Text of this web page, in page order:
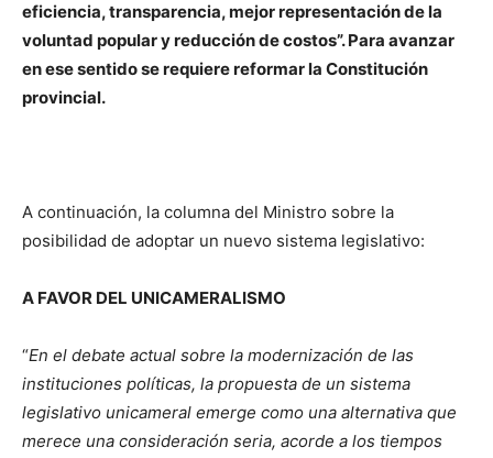
eficiencia, transparencia, mejor representación de la
voluntad popular y reducción de costos”. Para avanzar
en ese sentido se requiere reformar la Constitución
provincial.
A continuación, la columna del Ministro sobre la
posibilidad de adoptar un nuevo sistema legislativo:
A FAVOR DEL UNICAMERALISMO
“En el debate actual sobre la modernización de las
instituciones políticas, la propuesta de un sistema
legislativo unicameral emerge como una alternativa que
merece una consideración seria, acorde a los tiempos